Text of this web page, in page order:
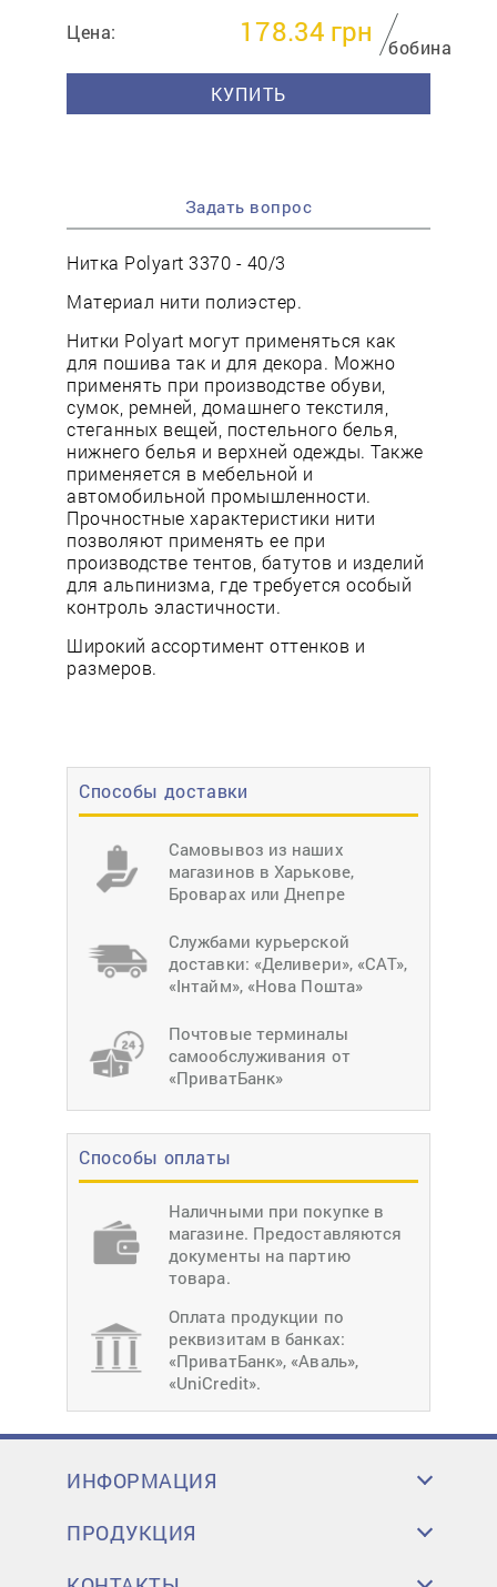
Способы доставки
Самовывоз из наших
магазинов в Харькове,
Броварах или Днепре
Службами курьерской
доставки: «Деливери», «САТ»,
«Інтайм», «Нова Пошта»
Почтовые терминалы
самообслуживания от
«ПриватБанк»
Способы оплаты
Наличными при покупке в
магазине. Предоставляются
документы на партию
товара.
Оплата продукции по
реквизитам в банках:
«ПриватБанк», «Аваль»,
«UniCredit».
Цена: 178.34 грн
бобина
КУПИТЬ
Задать вопрос
Нитка Polyart 3370 - 40/3
Материал нити полиэстер.
Нитки Polyart могут применяться как
для пошива так и для декора. Можно
применять при производстве обуви,
сумок, ремней, домашнего текстиля,
стеганных вещей, постельного белья,
нижнего белья и верхней одежды. Также
применяется в мебельной и
автомобильной промышленности.
Прочностные характеристики нити
позволяют применять ее при
производстве тентов, батутов и изделий
для альпинизма, где требуется особый
контроль эластичности.
Широкий ассортимент оттенков и
размеров.
ИНФОРМАЦИЯ
ПРОДУКЦИЯ